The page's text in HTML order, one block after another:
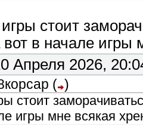
стоит
вот в начале
Апреля 2026,
( )
стоит
игры мне всякая